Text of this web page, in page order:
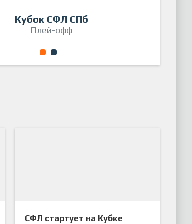
CUP 2023
плей-офф
Кубок СФЛ СПб
Плей-офф
1 2
СФЛ стартует на Кубке